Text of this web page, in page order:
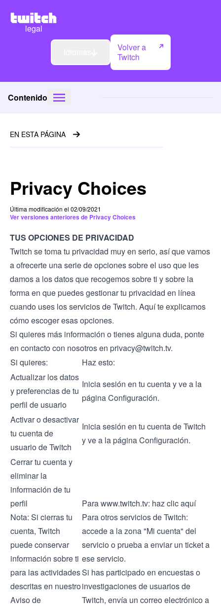
legal
Volver a
Twitch
Contenido
Privacy Choices
Última modificación el 02/09/2021
Ver versiones anteriores de Privacy Choices
TUS OPCIONES DE PRIVACIDAD
Twitch se toma tu privacidad muy en serio, así que vamos
a ofrecerte una serie de opciones sobre el uso que les
damos a los datos que recogemos sobre ti y sobre la
forma en que puedes gestionar tu privacidad en línea
cuando uses los servicios de Twitch. Aquí te explicamos
cómo escoger esas opciones.
Si quieres más información o tienes alguna duda, ponte
en contacto con nosotros en privacy@twitch.tv.
Si quieres:
Haz esto:
Actualizar los datos
y preferencias de tu
perfil de usuario
Inicia sesión en tu cuenta y ve a la
página Configuración.
Activar o desactivar
tu cuenta de
usuario de Twitch
Inicia sesión en tu cuenta de Twitch
y ve a la página Configuración.
Cerrar tu cuenta y
eliminar la
información de tu
perfil
Nota: Si cierras tu
cuenta, Twitch
puede conservar
información sobre ti
para las actividades
descritas en nuestro
Aviso de
Para www.twitch.tv: haz clicaquí
Para otros servicios de Twitch:
accede a la zona "Mi cuenta" del
servicio o prueba a enviar un ticket a
ese servicio.
Si has participado en encuestas o
investigaciones de usuarios de
Twitch, envía un correo electrónico a
EN ESTA PÁGINA